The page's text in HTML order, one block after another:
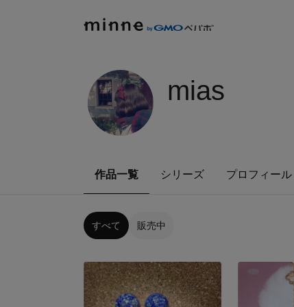
mias
作品一覧 シリーズ プロフィール
すべて 販売中